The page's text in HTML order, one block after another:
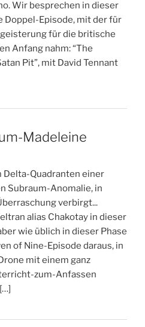
Wir besprechen in dieser
Doppel-Episode, mit der für
für die britische
Anfang nahm: “The
Pit”, mit David Tennant
Madeleine
Delta-Quadranten einer
Subraum-Anomalie, in
verbirgt...
alias Chakotay in dieser
wie üblich in dieser Phase
of Nine-Episode daraus, in
mit einem ganz
zum-Anfassen